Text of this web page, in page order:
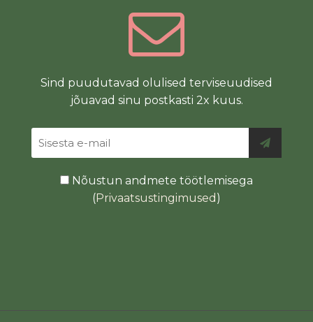
Sind puudutavad olulised terviseuudised
jõuavad sinu postkasti 2x kuus.
Nõustun andmete töötlemisega
(Privaatsustingimused )